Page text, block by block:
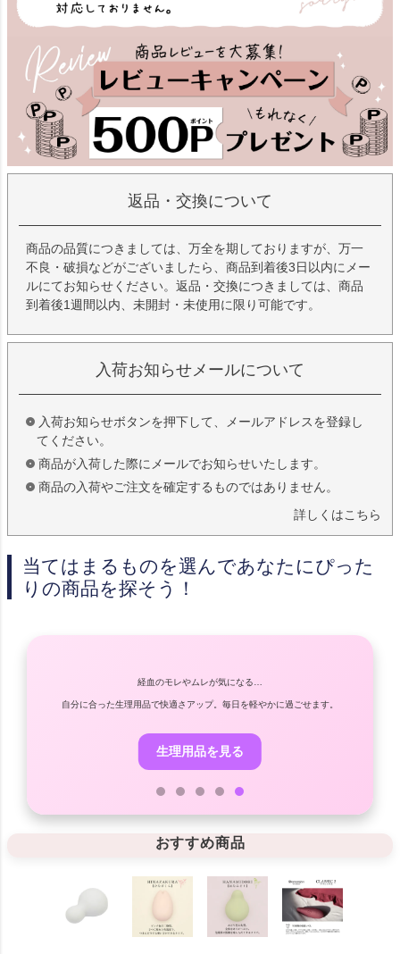
返品・交換について
商品の品質につきましては、万全を期しておりますが、万一
不良・破損などがございましたら、商品到着後3日以内にメー
ルにてお知らせください。返品・交換につきましては、商品
到着後1週間以内、未開封・未使用に限り可能です。
入荷お知らせメールについて
入荷お知らせボタンを押下して、メールアドレスを登録し
てください。
商品が入荷した際にメールでお知らせいたします。
商品の入荷やご注文を確定するものではありません。
詳しくはこちら
当てはまるものを選んであなたにぴった
りの商品を探そう！
経血のモレやムレが気になる…
自分に合った生理用品で快適さアップ。毎日を軽やかに過ごせます。
生理用品を見る
おすすめ商品